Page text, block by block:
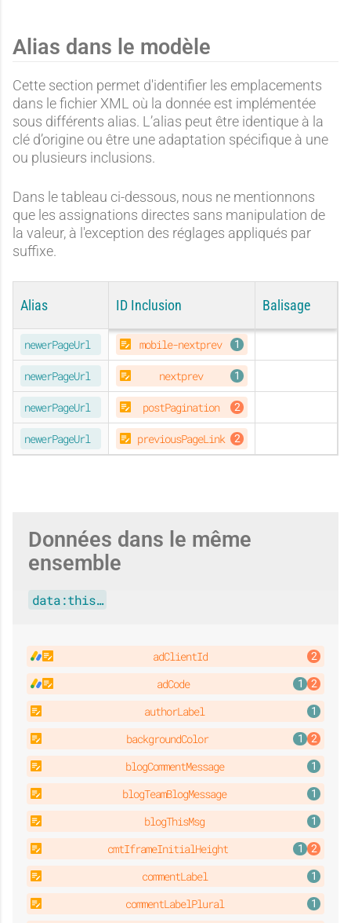
Alias dans le modèle
Cette section permet d'identifier les emplacements
dans le fichier XML où la donnée est implémentée
sous différents alias. L’alias peut être identique à la
clé d’origine ou être une adaptation spécifique à une
ou plusieurs inclusions.
Dans le tableau ci-dessous, nous ne mentionnons
que les assignations directes sans manipulation de
la valeur, à l'exception des réglages appliqués par
suffixe.
Alias ID Inclusion Balisage
newerPageUrl mobile-nextprev
ORIGINAL
newerPageUrl nextprev
newerPageUrl postPagination
newerPageUrl previousPageLink
Données dans le même
ensemble
data:this…
adClientId
adCode
authorLabel
backgroundColor
blogCommentMessage
blogTeamBlogMessage
blogThisMsg
cmtIframeInitialHeight
commentLabel
commentLabelPlural